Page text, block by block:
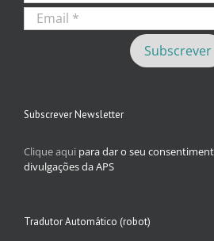
Subscrever Newsletter
Clique aqui para dar o seu
divulgações da APS
Tradutor Automático (robot)